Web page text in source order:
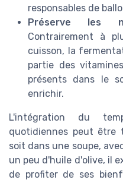
responsables de
Préserve les
Contrairement à
cuisson, la
partie des
présents dans le
enrichir.
L'intégration du
quotidiennes peut être
soit dans une soupe,
un peu d'huile d'olive, il
de profiter de ses